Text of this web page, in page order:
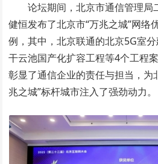
论坛期间，北京市通信管理
健恒发布了北京市“万兆之城”网络
例，其中，北京联通的北京5G室
干云池国产化扩容工程等4个工程
彰显了通信企业的责任与担当，为
兆之城”标杆城市注入了强劲动力。